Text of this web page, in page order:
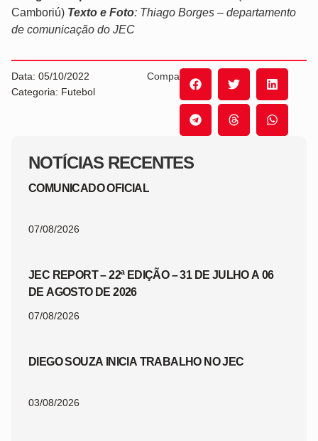
NOTÍCIAS RECENTES
COMUNICADO OFICIAL
07/08/2026
JEC REPORT – 22ª EDIÇÃO – 31 DE JULHO A 06
DE AGOSTO DE 2026
07/08/2026
DIEGO SOUZA INICIA TRABALHO NO JEC
03/08/2026
Camboriú) Texto e Foto: Thiago Borges – departamento
de comunicação do JEC
Data: 05/10/2022
Categoria: Futebol
Compartilhe: